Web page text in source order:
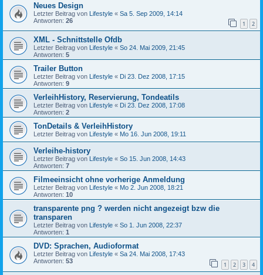
Neues Design
Letzter Beitrag von Lifestyle « Sa 5. Sep 2009, 14:14
Antworten: 26 1 2
XML - Schnittstelle Ofdb
Letzter Beitrag von Lifestyle « So 24. Mai 2009, 21:45
Antworten: 5
Trailer Button
Letzter Beitrag von Lifestyle « Di 23. Dez 2008, 17:15
Antworten: 9
VerleihHistory, Reservierung, Tondeatils
Letzter Beitrag von Lifestyle « Di 23. Dez 2008, 17:08
Antworten: 2
TonDetails & VerleihHistory
Letzter Beitrag von Lifestyle « Mo 16. Jun 2008, 19:11
Verleihe-history
Letzter Beitrag von Lifestyle « So 15. Jun 2008, 14:43
Antworten: 7
Filmeeinsicht ohne vorherige Anmeldung
Letzter Beitrag von Lifestyle « Mo 2. Jun 2008, 18:21
Antworten: 10
transparente png ? werden nicht angezeigt bzw die
transparen
Letzter Beitrag von Lifestyle « So 1. Jun 2008, 22:37
Antworten: 1
DVD: Sprachen, Audioformat
Letzter Beitrag von Lifestyle « Sa 24. Mai 2008, 17:43
Antworten: 53 1 2 3 4